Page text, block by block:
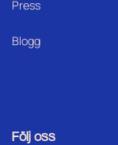
Press
Blogg
Följ oss